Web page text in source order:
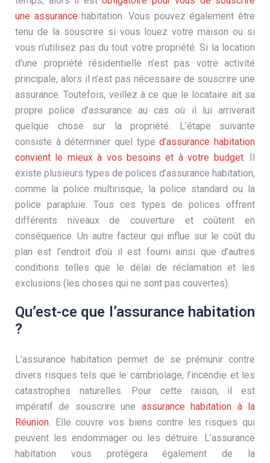
une assurance habitation. Vous pouvez également être
tenu de la souscrire si vous louez votre maison ou si
vous n’utilisez pas du tout votre propriété. Si la location
d’une propriété résidentielle n’est pas votre activité
principale, alors il n’est pas nécessaire de souscrire une
assurance. Toutefois, veillez à ce que le locataire ait sa
propre police d’assurance au cas où il lui arriverait
quelque chose sur la propriété. L’étape suivante
consiste à déterminer quel typed’assurance habitation
convient le mieux à vos besoins et à votre budget. Il
existe plusieurs types de polices d’assurance habitation,
comme la police multirisque, la police standard ou la
police parapluie. Tous ces types de polices offrent
différents niveaux de couverture et coûtent en
conséquence. Un autre facteur qui influe sur le coût du
plan est l’endroit d’où il est fourni ainsi que d’autres
conditions telles que le délai de réclamation et les
exclusions (les choses qui ne sont pas couvertes).
Qu’est-ce que l’assurance habitation
?
L’assurance habitation permet de se prémunir contre
divers risques tels que le cambriolage, l’incendie et les
catastrophes naturelles. Pour cette raison, il est
impératif de souscrire une assurance habitation à la
Réunion. Elle couvre vos biens contre les risques qui
peuvent les endommager ou les détruire. L’assurance
habitation vous protégera également de la